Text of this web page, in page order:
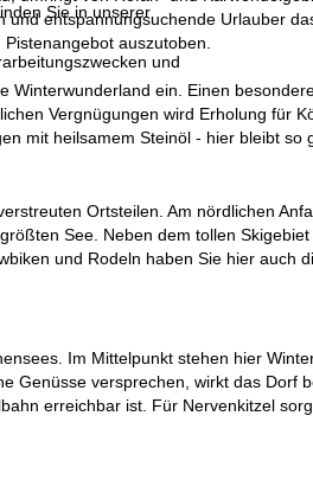
Sie in unserer
und
entspannungsuchende Urlauber
auszutoben.
ein. Einen
Vergnügungen wird Erholung für
mit heilsamem Steinöl - hier bleibt so
Ortsteilen. Am nördlichen
See. Neben dem tollen
und Rodeln haben Sie hier auch
Im Mittelpunkt stehen hier
Genüsse versprechen, wirkt das Dorf
erreichbar ist. Für Nervenkitzel